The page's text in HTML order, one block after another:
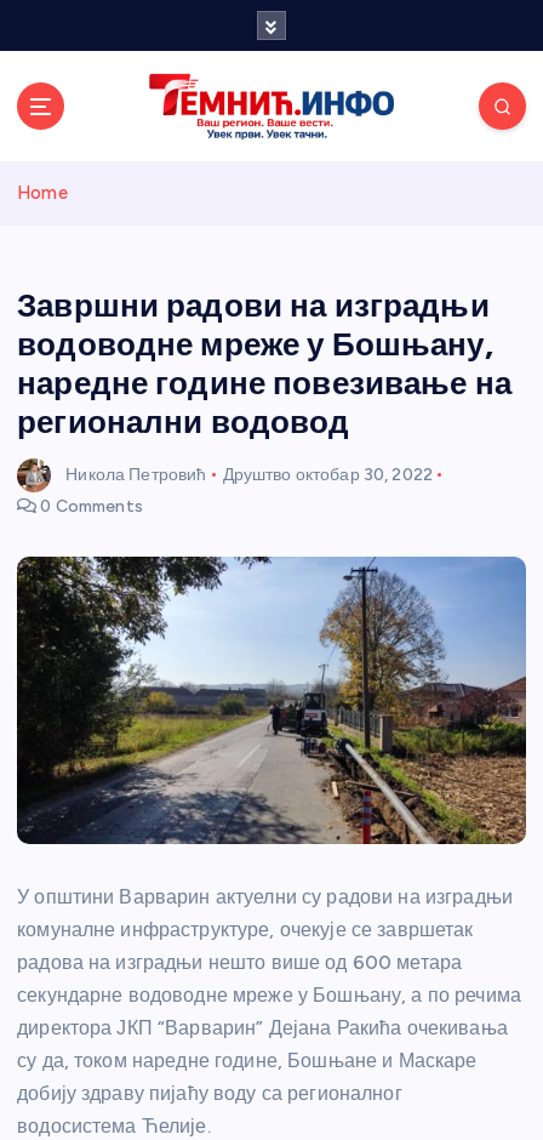
и портал
Home
Завршни радови на изградњи
водоводне мреже у Бошњану,
наредне године повезивање на
регионални водовод
Никола Петровић Друштво октобар 30, 2022
0 Comments
У општини Варварин актуелни су радови на изградњи
комуналне инфраструктуре, очекује се завршетак
радова на изградњи нешто више од 600 метара
секундарне водоводне мреже у Бошњану, а по речима
директора ЈКП “Варварин” Дејана Ракића очекивања
су да, током наредне године, Бошњане и Маскаре
добију здраву пијаћу воду са регионалног
водосистема Ћелије.